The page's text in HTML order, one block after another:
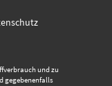
und zu
gegebenenfalls